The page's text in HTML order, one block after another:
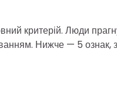
критерій. Люди
Нижче — 5